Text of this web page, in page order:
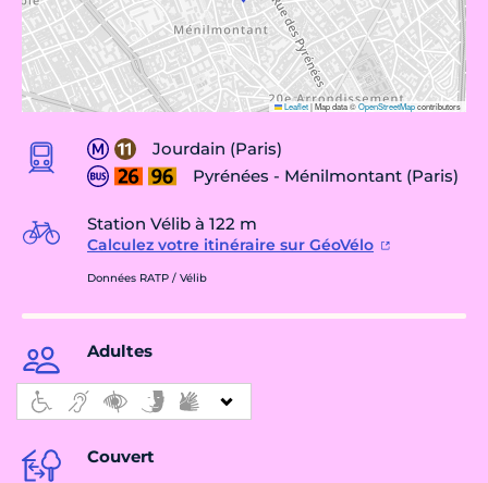
Leaflet|Map data ©OpenStreetMapcontributors
Jourdain (Paris)
Pyrénées - Ménilmontant (Paris)
Station Vélib à 122 m
Calculez votre itinéraire sur GéoVélo
Données RATP / Vélib
Adultes
Couvert